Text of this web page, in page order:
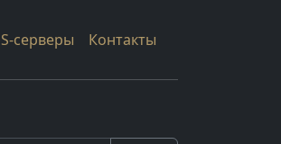
серверы Контакты